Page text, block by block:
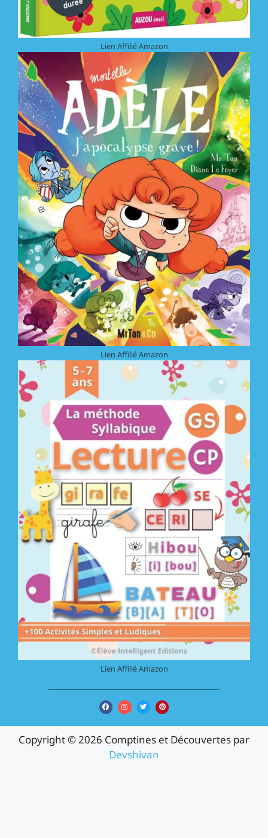
Lien Affilié Amazon
Lien Affilié Amazon
Lien Affilié Amazon
Copyright © 2026 Comptines et Découvertes par
Devshivan